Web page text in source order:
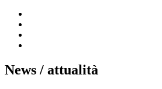
News / attualità